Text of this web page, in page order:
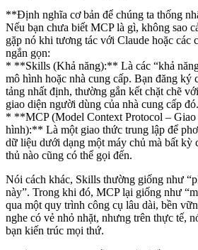
**Định nghĩa cơ bản để chúng ta thống
Nếu bạn chưa biết MCP là gì, không sao
gặp nó khi tương tác với Claude hoặc các
ngắn gọn:
* **Skills (Khả năng):** Là các “khả
mô hình hoặc nhà cung cấp. Bạn đăng ký
tảng nhất định, thường gắn kết chặt chẽ
giao diện người dùng của nhà cung cấp đó.
* **MCP (Model Context Protocol –
hình):** Là một giao thức trung lập để
dữ liệu dưới dạng một máy chủ mà bất kỳ
thủ nào cũng có thể gọi đến.
Nói cách khác, Skills thường giống như
này”. Trong khi đó, MCP lại giống như
qua một quy trình công cụ lâu dài, bền
nghe có vẻ nhỏ nhặt, nhưng trên thực tế,
bạn kiến trúc mọi thứ.